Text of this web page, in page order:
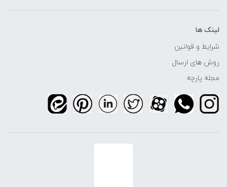
لینک ها
شرایط و قوانین
روش های ارسال
مجله پارچه